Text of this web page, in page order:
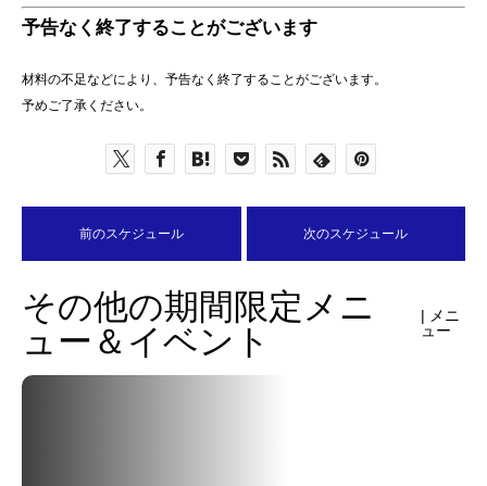
予告なく終了することがございます
材料の不足などにより、予告なく終了することがございます。
予めご了承ください。
前のスケジュール 次のスケジュール
その他の期間限定メニ
ュー＆イベント
| メニ
ュー